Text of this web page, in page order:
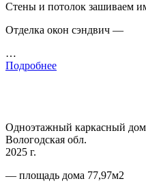
Стены и потолок зашиваем
Отделка окон сэндвич —
…
Подробнее
Одноэтажный каркасный дом
Вологодская обл.
2025 г.
— площадь дома 77,97м2